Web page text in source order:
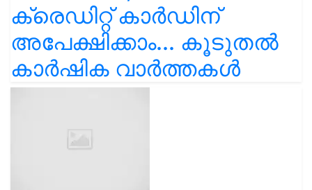
ക്രെഡിറ്റ് കാർഡിന്
അപേക്ഷിക്കാം... കൂടുതൽ
കാർഷിക വാർത്തകൾ